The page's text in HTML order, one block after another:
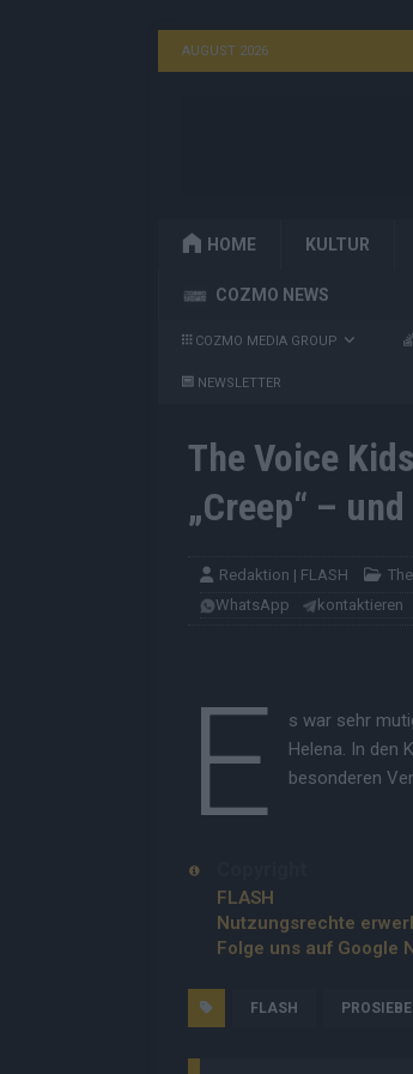
AUGUST 2026
HOME KULTUR
COZMO NEWS
COZMO MEDIA GROUP
NEWSLETTER
The Voice
„Creep“ –
Redaktion | FLASH
WhatsApp
kontaktieren
E
s war sehr
Helena. In den
besonderen
FLASH
Nutzungsrechte
Folge uns auf Google
FLASH